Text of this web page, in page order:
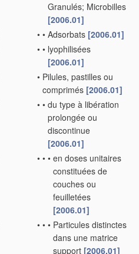
Granulés; Microbilles
[2006.01]
• • Adsorbats [2006.01]
• • lyophilisées
[2006.01]
• Pilules, pastilles ou
comprimés [2006.01]
• • du type à libération
prolongée ou
discontinue
[2006.01]
• • • en doses unitaires
constituées de
couches ou
feuilletées
[2006.01]
• • • Particules distinctes
dans une matrice
support [2006.01]